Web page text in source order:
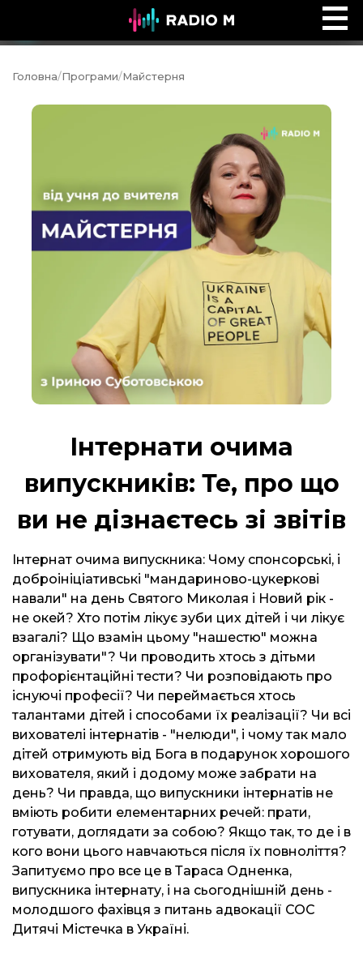
Боні Сала: Перезавантаження
Головна/Програми/Майстерня
Інтернати очима
випускників: Те, про що
ви не дізнаєтесь зі звітів
Інтернат очима випускника: Чому спонсорські, і
доброініціативські "мандариново-цукеркові
навали" на день Святого Миколая і Новий рік -
не окей? Хто потім лікує зуби цих дітей і чи лікує
взагалі? Що взамін цьому "нашестю" можна
організувати"? Чи проводить хтось з дітьми
профорієнтаційні тести? Чи розповідають про
існуючі професії? Чи переймається хтось
талантами дітей і способами їх реалізації? Чи всі
вихователі інтернатів - "нелюди", і чому так мало
дітей отримують від Бога в подарунок хорошого
вихователя, який і додому може забрати на
день? Чи правда, що випускники інтернатів не
вміють робити елементарних речей: прати,
готувати, доглядати за собою? Якщо так, то де і в
кого вони цього навчаються після їх повноліття?
Запитуємо про все це в Тараса Одненка,
випускника інтернату, і на сьогоднішній день -
молодшого фахівця з питань адвокації СОС
Дитячі Містечка в Україні.